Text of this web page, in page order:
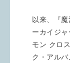
以来、『
ーカイジ
モン クロ
ク・アル